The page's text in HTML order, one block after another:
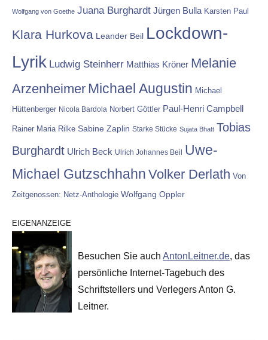
Wolfgang von Goethe Juana Burghardt Jürgen Bulla Karsten Paul
Klara Hurkova Leander Beil Lockdown-
Lyrik Ludwig Steinherr Matthias Kröner Melanie
Arzenheimer Michael Augustin Michael
Hüttenberger Nicola Bardola Norbert Göttler Paul-Henri Campbell
Rainer Maria Rilke Sabine Zaplin Starke Stücke Sujata Bhatt Tobias
Burghardt Ulrich Beck Ulrich Johannes Beil Uwe-
Michael Gutzschhahn Volker Derlath Von
Zeitgenossen: Netz-Anthologie Wolfgang Oppler
EIGENANZEIGE
Besuchen Sie auch AntonLeitner.de, das
persönliche Internet-Tagebuch des
Schriftstellers und Verlegers Anton G.
Leitner.